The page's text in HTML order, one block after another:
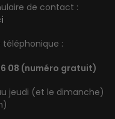
de contact :
téléphonique :
08 (numéro gratuit)
jeudi (et le dimanche)